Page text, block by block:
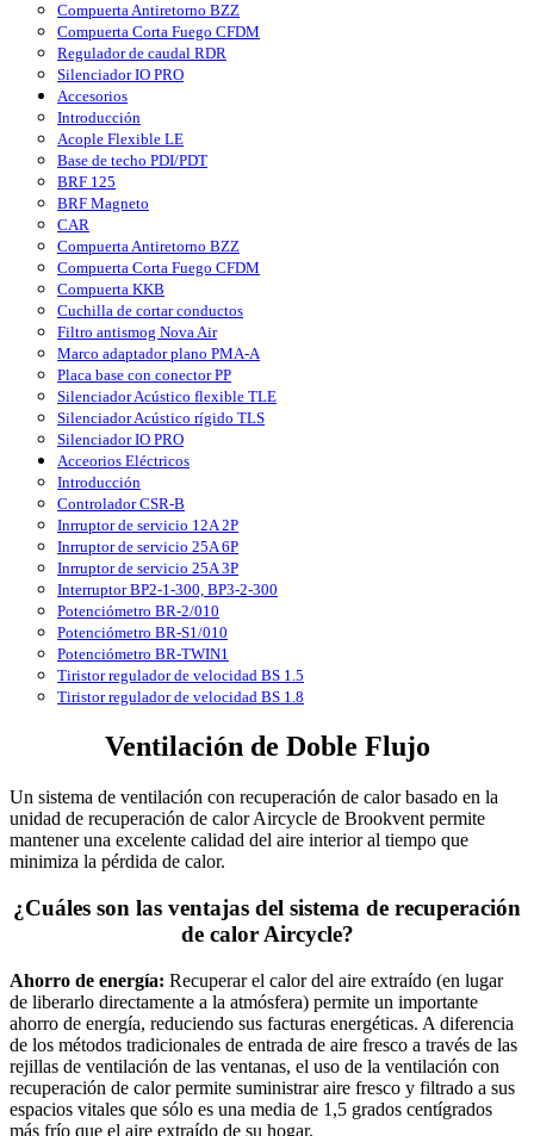
Compuerta Antiretorno BZZ
Compuerta Corta Fuego CFDM
Regulador de caudal RDR
Silenciador IO PRO
Accesorios
Introducción
Acople Flexible LE
Base de techo PDI/PDT
BRF 125
BRF Magneto
CAR
Compuerta Antiretorno BZZ
Compuerta Corta Fuego CFDM
Compuerta KKB
Cuchilla de cortar conductos
Filtro antismog Nova Air
Marco adaptador plano PMA-A
Placa base con conector PP
Silenciador Acústico flexible TLE
Silenciador Acústico rígido TLS
Silenciador IO PRO
Acceorios Eléctricos
Introducción
Controlador CSR-B
Inrruptor de servicio 12A 2P
Inrruptor de servicio 25A 6P
Inrruptor de servicio 25A 3P
Interruptor BP2-1-300, BP3-2-300
Potenciómetro BR-2/010
Potenciómetro BR-S1/010
Potenciómetro BR-TWIN1
Tiristor regulador de velocidad BS 1.5
Tiristor regulador de velocidad BS 1.8
Ventilación de Doble Flujo
Un sistema de ventilación con recuperación de calor basado en la
unidad de recuperación de calor Aircycle de Brookvent permite
mantener una excelente calidad del aire interior al tiempo que
minimiza la pérdida de calor.
¿Cuáles son las ventajas del sistema de recuperación
de calor Aircycle?
Ahorro de energía: Recuperar el calor del aire extraído (en lugar
de liberarlo directamente a la atmósfera) permite un importante
ahorro de energía, reduciendo sus facturas energéticas. A diferencia
de los métodos tradicionales de entrada de aire fresco a través de las
rejillas de ventilación de las ventanas, el uso de la ventilación con
recuperación de calor permite suministrar aire fresco y filtrado a sus
espacios vitales que sólo es una media de 1,5 grados centígrados
más frío que el aire extraído de su hogar.